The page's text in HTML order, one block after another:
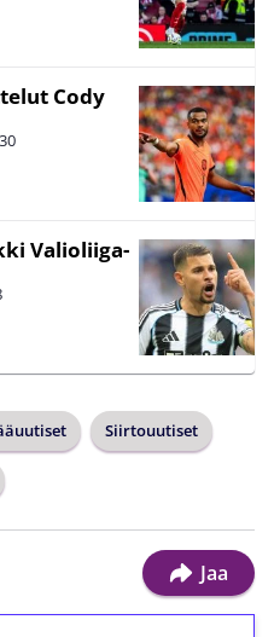
Cody
Valioliiga-
Siirtouutiset
Jaa